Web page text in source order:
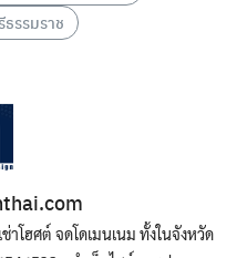
รรมราช
าโฮศต์ จดโดเมนเนม ทั้งในจังหวัด